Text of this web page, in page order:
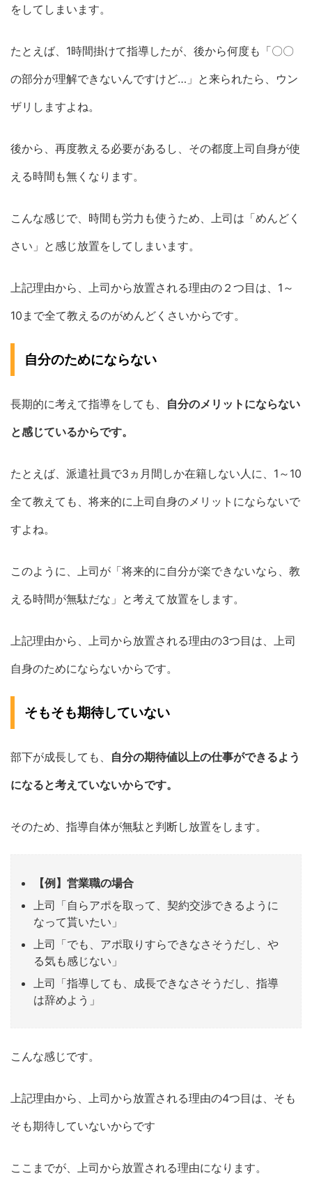
をしてしまいます。
たとえば、1時間掛けて指導したが、後から何度も「〇〇
の部分が理解できないんですけど…」と来られたら、ウン
ザリしますよね。
後から、再度教える必要があるし、その都度上司自身が使
える時間も無くなります。
こんな感じで、時間も労力も使うため、上司は「めんどく
さい」と感じ放置をしてしまいます。
上記理由から、上司から放置される理由の２つ目は、1～
10まで全て教えるのがめんどくさいからです。
自分のためにならない
長期的に考えて指導をしても、 自分のメリットにならない
と感じているからです。
たとえば、派遣社員で3ヵ月間しか在籍しない人に、1～10
全て教えても、将来的に上司自身のメリットにならないで
すよね。
このように、上司が「将来的に自分が楽できないなら、教
える時間が無駄だな」と考えて放置をします。
上記理由から、上司から放置される理由の3つ目は、上司
自身のためにならないからです。
そもそも期待していない
部下が成長しても、 自分の期待値以上の仕事ができるよう
になると考えていないからです。
そのため、指導自体が無駄と判断し放置をします。
【例】営業職の場合
上司「自らアポを取って、契約交渉できるように
なって貰いたい」
上司「でも、アポ取りすらできなさそうだし、や
る気も感じない」
上司「指導しても、成長できなさそうだし、指導
は辞めよう」
こんな感じです。
上記理由から、上司から放置される理由の4つ目は、そも
そも期待していないからです
ここまでが、上司から放置される理由になります。